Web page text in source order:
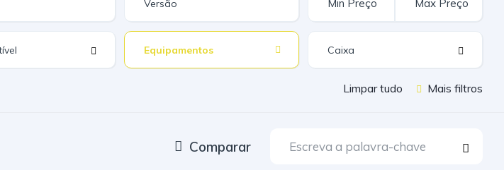
Equipamentos
Limpar tudo Mais filtros
Comparar